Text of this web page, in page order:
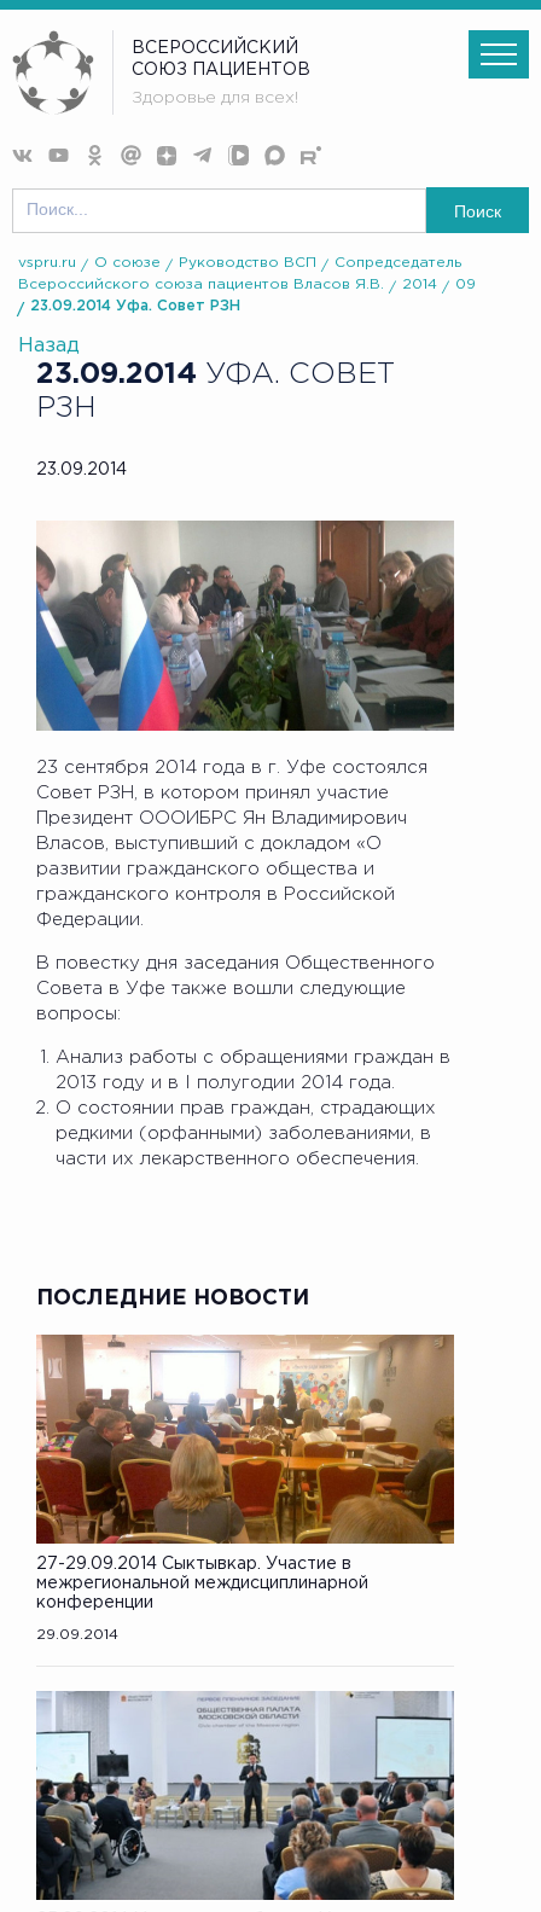
ВСЕРОССИЙСКИЙ
СОЮЗ ПАЦИЕНТОВ
Здоровье для всех!
Поиск
vspru.ru О союзе Руководство ВСП
Сопредседатель
Всероссийского союза пациентов Власов Я.В.
2014
09
23.09.2014 Уфа. Совет РЗН
Назад
23.09.2014 УФА. СОВЕТ
РЗН
23.09.2014
23 сентября 2014 года в г. Уфе состоялся
Совет РЗН, в котором принял участие
Президент ОООИБРС Ян Владимирович
Власов, выступивший с докладом «О
развитии гражданского общества и
гражданского контроля в Российской
Федерации.
В повестку дня заседания Общественного
Совета в Уфе также вошли следующие
вопросы:
Анализ работы с обращениями граждан в
2013 году и в I полугодии 2014 года.
О состоянии прав граждан, страдающих
редкими (орфанными) заболеваниями, в
части их лекарственного обеспечения.
ПОСЛЕДНИЕ НОВОСТИ
27-29.09.2014 Сыктывкар. Участие в
межрегиональной междисциплинарной
конференции
29.09.2014